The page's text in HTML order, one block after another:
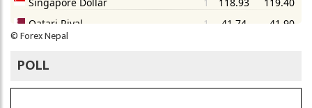
©Forex Nepal
POLL